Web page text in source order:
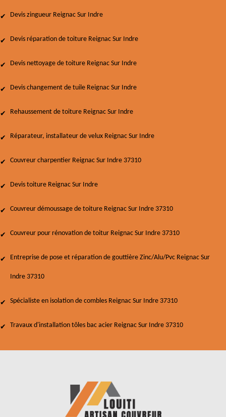
Devis zingueur Reignac Sur Indre
Devis réparation de toiture Reignac Sur Indre
Devis nettoyage de toiture Reignac Sur Indre
Devis changement de tuile Reignac Sur Indre
Rehaussement de toiture Reignac Sur Indre
Réparateur, installateur de velux Reignac Sur Indre
Couvreur charpentier Reignac Sur Indre 37310
Devis toiture Reignac Sur Indre
Couvreur démoussage de toiture Reignac Sur Indre 37310
Couvreur pour rénovation de toitur Reignac Sur Indre 37310
Entreprise de pose et réparation de gouttière Zinc/Alu/Pvc Reignac Sur
Indre 37310
Spécialiste en isolation de combles Reignac Sur Indre 37310
Travaux d'installation tôles bac acier Reignac Sur Indre 37310